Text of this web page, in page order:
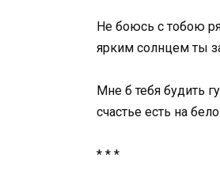
Не боюсь с тобою
ярким солнцем ты
Мне б тебя будить
счастье есть на
* * *